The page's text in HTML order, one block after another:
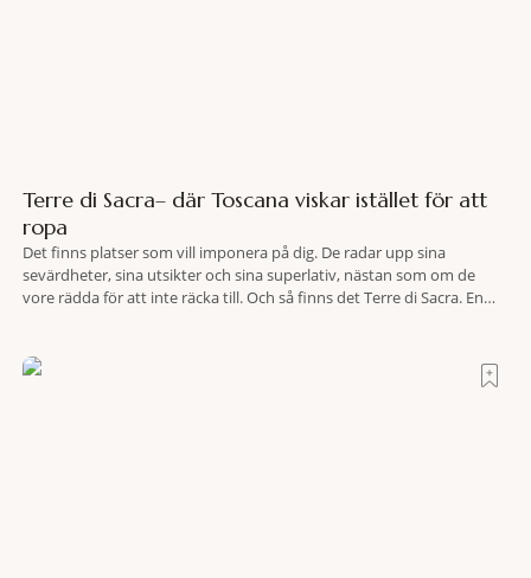
Terre di Sacra– där Toscana viskar istället för att
ropa
Det finns platser som vill imponera på dig. De radar upp sina
sevärdheter, sina utsikter och sina superlativ, nästan som om de
vore rädda för att inte räcka till. Och så finns det Terre di Sacra. En